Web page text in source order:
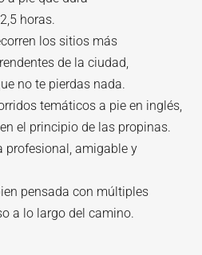
horas.
los sitios más
de la ciudad,
no te pierdas nada.
temáticos a pie en inglés,
el principio de las propinas.
profesional, amigable y
pensada con múltiples
a lo largo del camino.